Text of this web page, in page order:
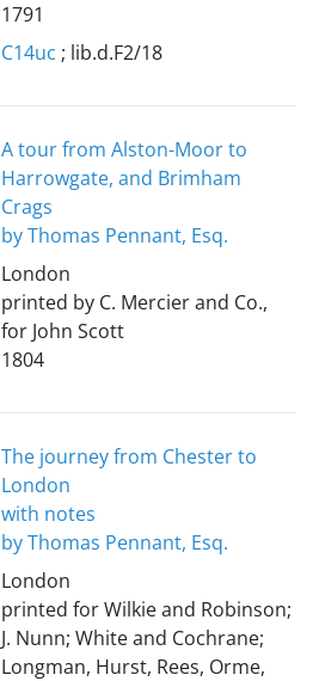
1791
C14uc ; lib.d.F2/18
A tour from Alston-Moor to
Harrowgate, and Brimham
Crags
by Thomas Pennant, Esq.
London
printed by C. Mercier and Co.,
for John Scott
1804
The journey from Chester to
London
with notes
by Thomas Pennant, Esq.
London
printed for Wilkie and Robinson;
J. Nunn; White and Cochrane;
Longman, Hurst, Rees, Orme,